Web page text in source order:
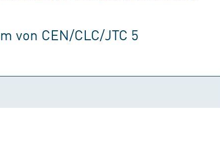
von CEN/CLC/JTC 5